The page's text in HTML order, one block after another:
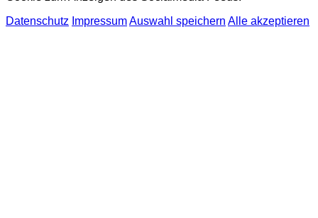
Datenschutz ImpressumAuswahl speichern Alle akzeptieren